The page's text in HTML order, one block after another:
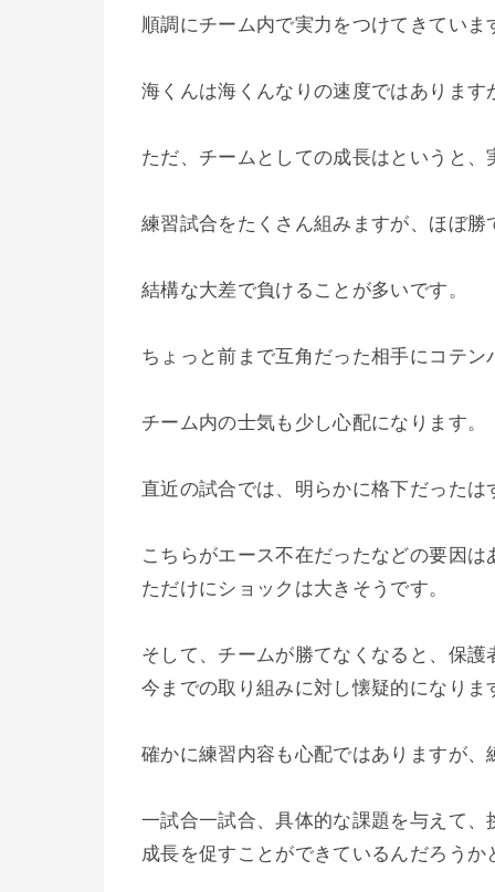
順調にチーム内で実力をつけてきていま
海くんは海くんなりの速度ではありま
ただ、チームとしての成長はというと
練習試合をたくさん組みますが、ほぼ勝
結構な大差で負けることが多いです。
ちょっと前まで互角だった相手にコテン
チーム内の士気も少し心配になります。
直近の試合では、明らかに格下だった
こちらがエース不在だったなどの要因
ただけにショックは大きそうです。
そして、チームが勝てなくなると、保
今までの取り組みに対し懐疑的になりま
確かに練習内容も心配ではありますが
一試合一試合、具体的な課題を与えて
成長を促すことができているんだろうか